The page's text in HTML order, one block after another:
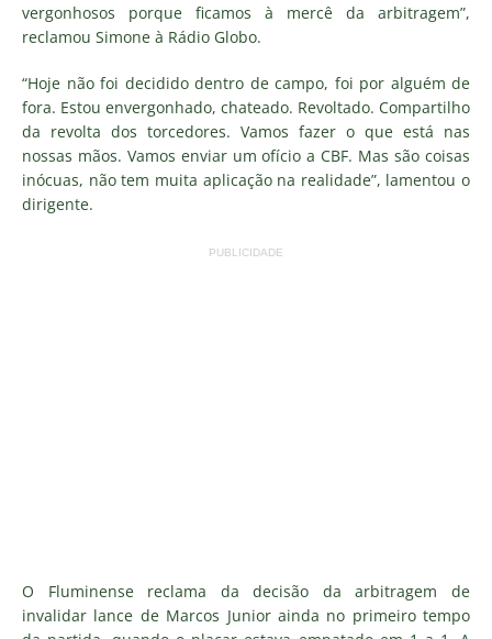
vergonhosos porque ficamos à mercê da arbitragem”,
reclamou Simone à Rádio Globo.
“Hoje não foi decidido dentro de campo, foi por alguém de
fora. Estou envergonhado, chateado. Revoltado. Compartilho
da revolta dos torcedores. Vamos fazer o que está nas
nossas mãos. Vamos enviar um ofício a CBF. Mas são coisas
inócuas, não tem muita aplicação na realidade”, lamentou o
dirigente.
PUBLICIDADE
O Fluminense reclama da decisão da arbitragem de
invalidar lance de Marcos Junior ainda no primeiro tempo